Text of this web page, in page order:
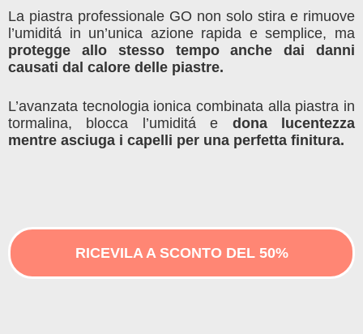
La piastra professionale GO non solo stira e rimuove
l’umiditá in un’unica azione rapida e semplice, ma
protegge allo stesso tempo anche dai danni
causati dal calore delle piastre.
L’avanzata tecnologia ionica combinata alla piastra in
tormalina, blocca l’umiditá e dona lucentezza
mentre asciuga i capelli per una perfetta finitura.
RICEVILA A SCONTO DEL 50%